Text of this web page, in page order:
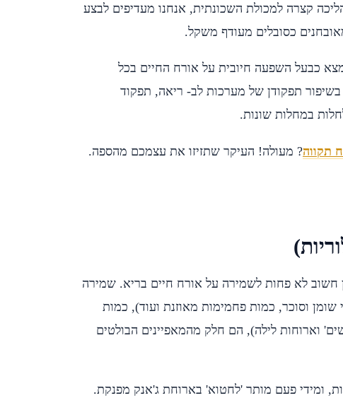
קצרה למכולת השכונתית, אנחנו מעדיפים לבצע
כסובלים מעודף משקל.
נמצא כבעל השפעה חיובית על אורח החיים בכל
בשיפור תפקודן של מערכות לב- ריאה, תפקוד
במחלות שונות.
תקווה? מעולה! העיקר שתזיזו את עצמכם מהספה.
חשוב לא פחות לשמירה על אורח חיים בריא. שמירה
שומן וסוכר, כמות פחמימות מאוזנת ועוד), כמות
וארוחות לילה), הם חלק מהמאפיינים הבולטים
ניתן לשמור על 100% בריאות, ומידי פעם מותר 'לחטוא' בארוחת ג'אנק מפנקת.